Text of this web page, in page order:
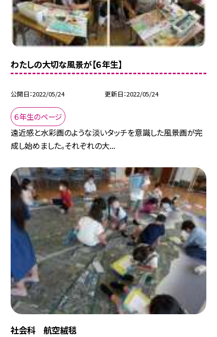
わたしの大切な風景が【６年生】
公開日 2022/05/24 更新日 2022/05/24
６年生のページ
遠近感と水彩画のような淡いタッチを意識した風景画が完
成し始めました。それぞれの大...
社会科 航空絨毯